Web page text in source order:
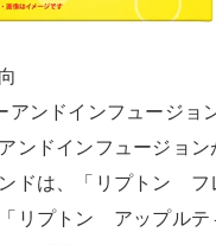
アンドインフュージョ
ンドインフュージョン
ンドは、「リプトン フ
リプトン アップルテ